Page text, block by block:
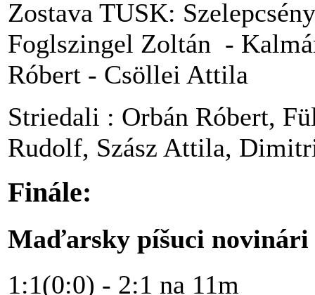
Zostava TUSK:
Foglszingel Zoltán -
Róbert - Csöllei Attila
Striedali : Orbán Róbert,
Rudolf, Szász Attila,
Finále:
Maďarsky píšuci
1:1(0:0) - 2:1 na 11m